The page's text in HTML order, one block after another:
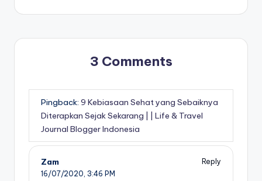
3 Comments
Pingback: 9 Kebiasaan Sehat yang Sebaiknya
Diterapkan Sejak Sekarang | | Life & Travel
Journal Blogger Indonesia
Zam
Reply
16/07/2020, 3:46 PM